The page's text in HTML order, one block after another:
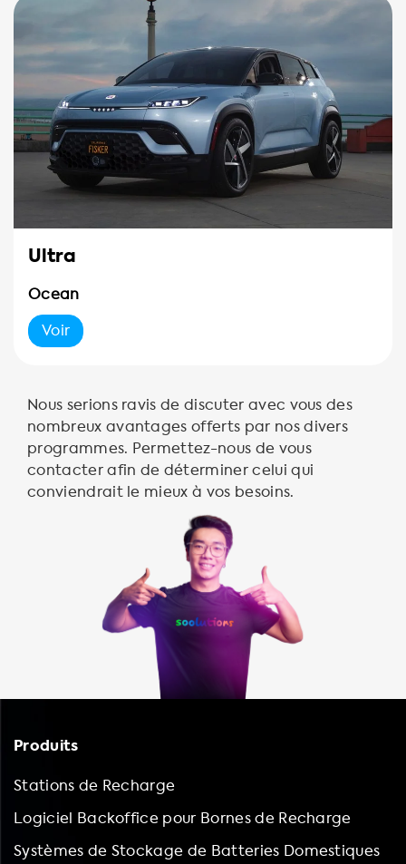
Ultra
Ocean
Voir
Nous serions ravis de discuter avec vous des
nombreux avantages offerts par nos divers
programmes. Permettez-nous de vous
contacter afin de déterminer celui qui
conviendrait le mieux à vos besoins.
Produits
Stations de Recharge
Logiciel Backoffice pour Bornes de Recharge
Systèmes de Stockage de Batteries Domestiques